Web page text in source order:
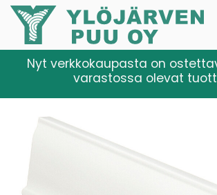
Nyt verkkokaupasta on
varastossa olevat